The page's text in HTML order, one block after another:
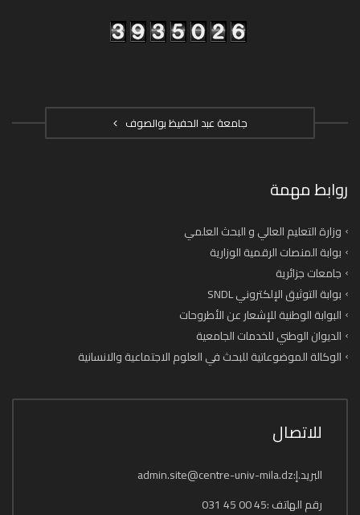
جامعة عبد الحفيظ بوالصوف
روابط مهمة
وزارة التعليم العالي و البحث العلمي
بوابة المنصات الرقمية الوزارية
جامعات جزائرية
بوابة التوثيق الإلكتروني SNDL
البوابة الوطنية للإشعار عن الأطروحات
الديوان الوطني للخدمات الجامعية
الوكالة الموضوعاتية للبحث في العلوم الاجتماعية والانسانية
للاتصال
البريد.إ:admin.site@centre-univ-mila.dz
رقم الهاتف :45 00 45 031